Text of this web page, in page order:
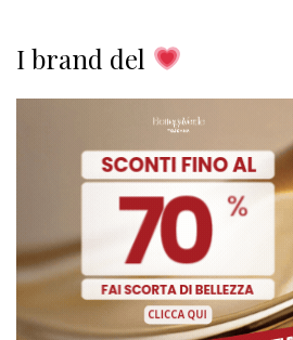
I brand del